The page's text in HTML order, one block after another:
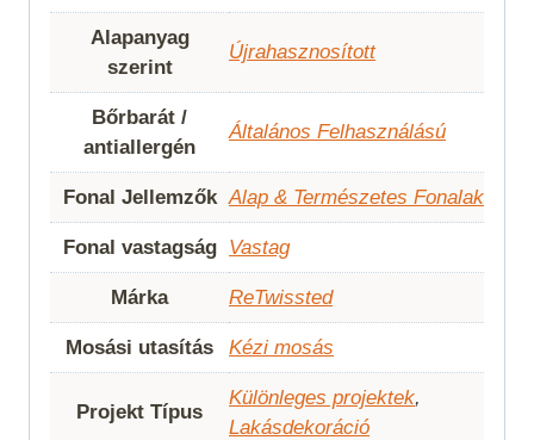
Alapanyag
szerint
Újrahasznosított
Bőrbarát /
antiallergén
Általános Felhasználású
Fonal Jellemzők Alap & Természetes Fonalak
Fonal vastagság Vastag
Márka ReTwissted
Mosási utasítás Kézi mosás
Projekt Típus
Különleges projektek,
Lakásdekoráció